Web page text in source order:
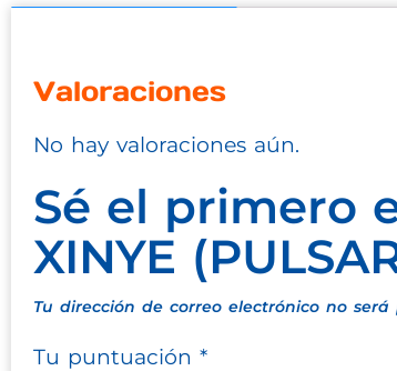
Valoraciones
No hay valoraciones aún.
Sé el primero
XINYE
Tu dirección de correo electrónico no será
Tu puntuación *